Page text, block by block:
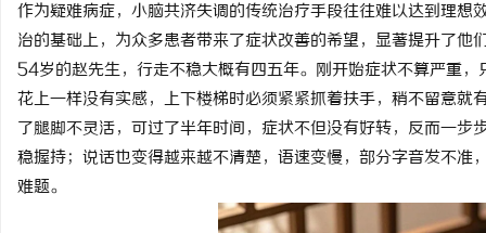
作为疑难病症，小脑共济失调的传统治疗手段往往难以达到理
治的基础上，为众多患者带来了症状改善的希望，显著提升了他
54岁的赵先生，行走不稳大概有四五年。刚开始症状不算严重
花上一样没有实感，上下楼梯时必须紧紧抓着扶手，稍不留意
了腿脚不灵活，可过了半年时间，症状不但没有好转，反而一
稳握持；说话也变得越来越不清楚，语速变慢，部分字音发不
难题。